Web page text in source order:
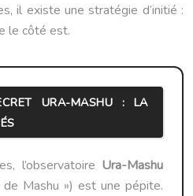
il existe une stratégie d’initié :
le côté est.
URA-MASHU : LA
l’observatoire Ura-Mashu
de Mashu ») est une pépite.